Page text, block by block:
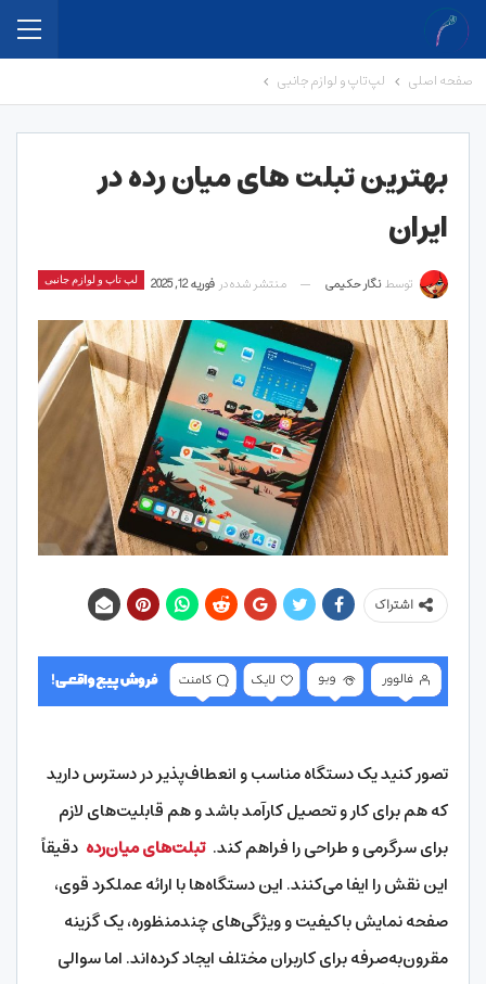
صفحه اصلی لپ تاپ و لوازم جانبی
بهترین تبلت های میان رده در
ایران
لپ تاپ و لوازم جانبی توسط نگار حکیمی منتشر شده در فوریه 12, 2025
اشتراک
تصور کنید یک دستگاه مناسب و انعطاف‌پذیر در دسترس دارید
که هم برای کار و تحصیل کارآمد باشد و هم قابلیت‌های لازم
برای سرگرمی و طراحی را فراهم کند.تبلت‌های میان‌رده دقیقاً
این نقش را ایفا می‌کنند. این دستگاه‌ها با ارائه عملکرد قوی،
صفحه نمایش باکیفیت و ویژگی‌های چندمنظوره، یک گزینه
مقرون‌به‌صرفه برای کاربران مختلف ایجاد کرده‌اند. اما سوالی